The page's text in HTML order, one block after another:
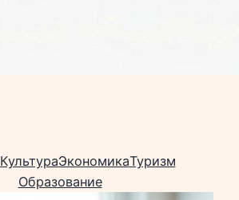
КультураЭкономикаТуризм
Образование